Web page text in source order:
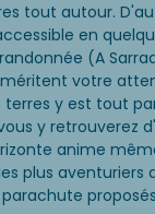
tout autour.
en
(A
votre
y est tout
y
anime
plus